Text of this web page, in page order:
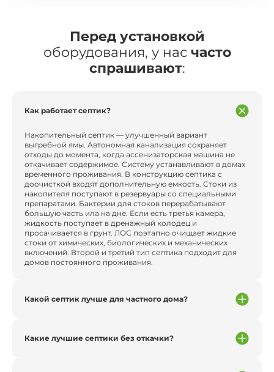
Перед установкой
оборудования, у нас часто
спрашивают:
Как работает септик?
Накопительный септик — улучшенный вариант
выгребной ямы. Автономная канализация сохраняет
отходы до момента, когда ассенизаторская машина не
откачивает содержимое. Систему устанавливают в домах
временного проживания. В конструкцию септика с
доочисткой входят дополнительную емкость. Стоки из
накопителя поступают в резервуары со специальными
препаратами. Бактерии для стоков перерабатывают
большую часть ила на дне. Если есть третья камера,
жидкость поступает в дренажный колодец и
просачивается в грунт. ЛОС поэтапно очищает жидкие
стоки от химических, биологических и механических
включений. Второй и третий тип септика подходит для
домов постоянного проживания.
Какой септик лучше для частного дома?
Какие лучшие септики без откачки?